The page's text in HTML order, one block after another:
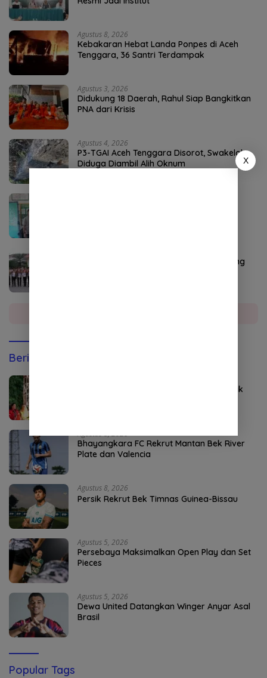
Agustus 8, 2026
Kebakaran Hebat Landa Ponpes di Aceh
Tenggara, 36 Santri Terdampak
Agustus 3, 2026
Didukung 18 Daerah, Rahul Siap Bangkitkan
PNA dari Krisis
Agustus 4, 2026
P3-TGAI Aceh Tenggara Disorot, Swakelola
Diduga Diambil Alih Oknum
Ketua Kwarcab Nagan Raya Raja Sayang
Berita Olahraga
Kapolri Jadi Anggota Kehormatan Tapak
Agustus 8, 2026
Bhayangkara FC Rekrut Mantan Bek River
Plate dan Valencia
Agustus 8, 2026
Persik Rekrut Bek Timnas Guinea-Bissau
Agustus 5, 2026
Persebaya Maksimalkan Open Play dan Set
Pieces
Agustus 5, 2026
Dewa United Datangkan Winger Anyar Asal
Brasil
Popular Tags
X